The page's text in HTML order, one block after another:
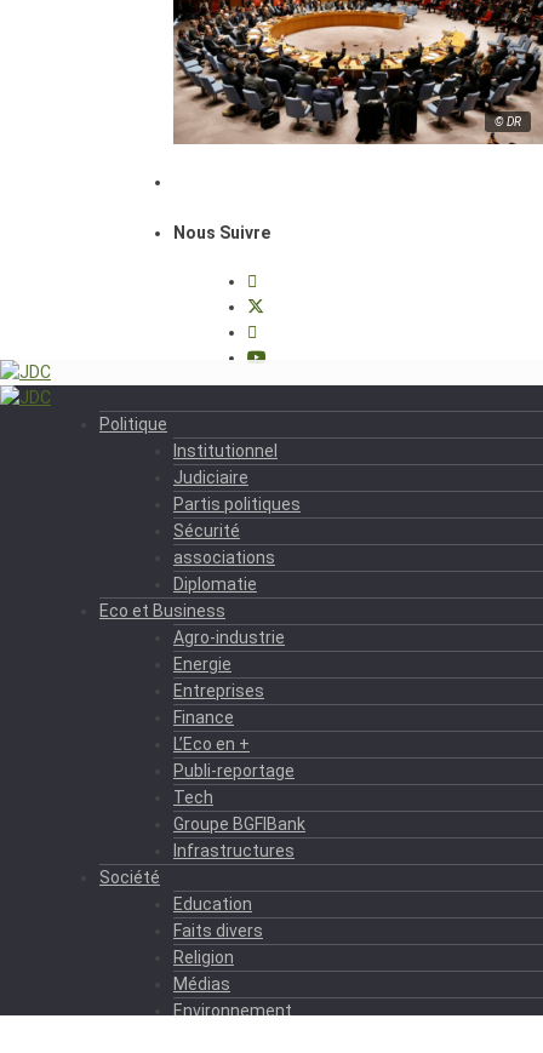
© DR
Nous Suivre
Politique
Institutionnel
Judiciaire
Partis politiques
Sécurité
associations
Diplomatie
Eco et Business
Agro-industrie
Energie
Entreprises
Finance
L’Eco en +
Publi-reportage
Tech
Groupe BGFIBank
Infrastructures
Société
Education
Faits divers
Religion
Médias
Environnement